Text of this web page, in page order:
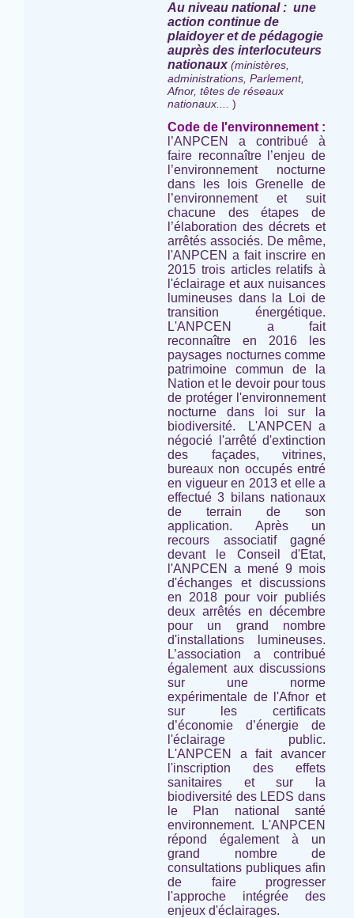
Au niveau national : une
action continue de
plaidoyer et de pédagogie
auprès des interlocuteurs
nationaux(ministères,
administrations, Parlement,
Afnor, têtes de réseaux
nationaux....
)
Code de l'environnement :
l’ANPCEN a contribué à
faire reconnaître l’enjeu de
l’environnement nocturne
dans les lois Grenelle de
l’environnement et suit
chacune des étapes de
l’élaboration des décrets et
arrêtés associés. De même,
l'ANPCEN a fait inscrire en
2015 trois articles relatifs à
l'éclairage et aux nuisances
lumineuses dans la Loi de
transition énergétique.
L'ANPCEN a fait
reconnaître en 2016 les
paysages nocturnes comme
patrimoine commun de la
Nation et le devoir pour tous
de protéger l'environnement
nocturne dans loi sur la
biodiversité.
L'ANPCEN a
négocié l'arrêté d'extinction
des façades, vitrines,
bureaux non occupés entré
en vigueur en 2013 et elle a
effectué 3 bilans nationaux
de terrain de son
application. Après un
recours associatif gagné
devant le Conseil d'Etat,
l'ANPCEN a mené 9 mois
d'échanges et discussions
en 2018 pour voir publiés
deux arrêtés en décembre
pour un grand nombre
d'installations lumineuses.
L’association a contribué
également aux discussions
sur une norme
expérimentale de l'Afnor et
sur les certificats
d’économie d’énergie de
l'éclairage public.
L'ANPCEN a fait avancer
l'inscription des effets
sanitaires et sur la
biodiversité des LEDS dans
le Plan national santé
environnement. L'ANPCEN
répond également à un
grand nombre de
consultations publiques afin
de faire progresser
l'approche intégrée des
enjeux d'éclairages.